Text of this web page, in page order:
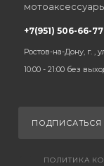
+7(951) 506-66-77
Ростов-на-Дону, г. ,
10:00 - 21:00 без
ПОЛИТИКА